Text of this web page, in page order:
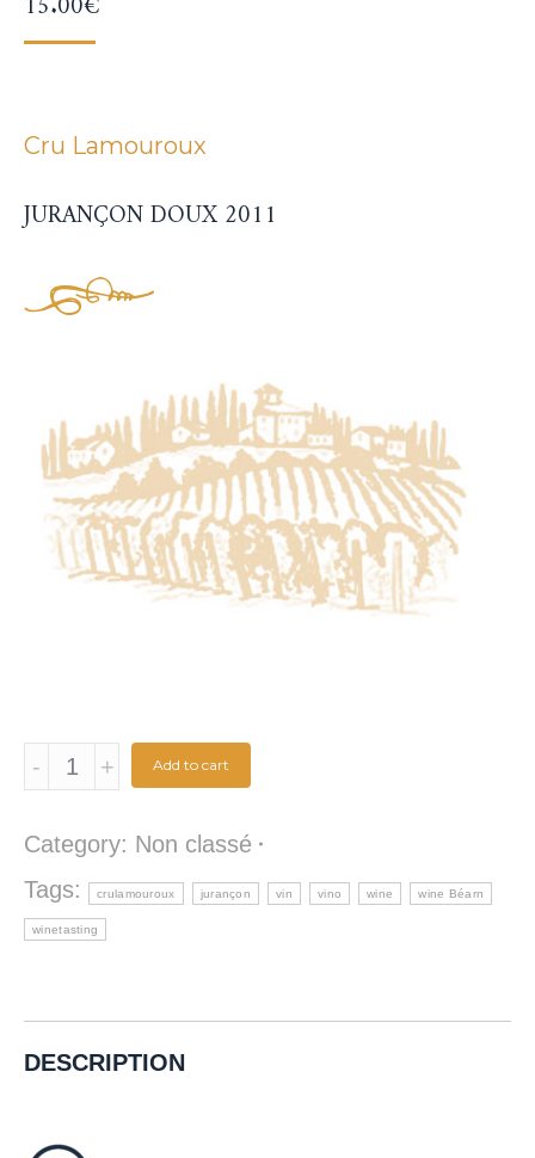
Cru Lamouroux
JURANÇON DOUX 2011
Jurançon
Doux
2014
quantity
Add to cart
Category: Non classé
Tags:
crulamouroux jurançon vin vino wine wine Béarn
winetasting
DESCRIPTION